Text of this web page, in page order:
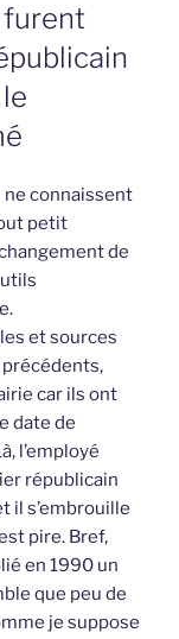
furent
connaissent
petit
de
et sources
car ils ont
date de
l’employé
républicain
il s’embrouille
pire. Bref,
en 1990 un
que peu de
je suppose